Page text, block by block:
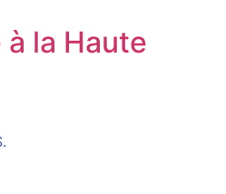
à la Haute